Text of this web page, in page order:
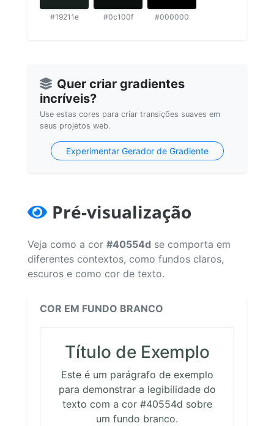
#19211e #0c100f #000000
Quer criar gradientes
incríveis?
Use estas cores para criar transições suaves em
seus projetos web.
Experimentar Gerador de Gradiente
Pré-visualização
Veja como a cor #40554d se comporta em
diferentes contextos, como fundos claros,
escuros e como cor de texto.
COR EM FUNDO BRANCO
Título de Exemplo
Este é um parágrafo de exemplo
para demonstrar a legibilidade do
texto com a cor #40554d sobre
um fundo branco.